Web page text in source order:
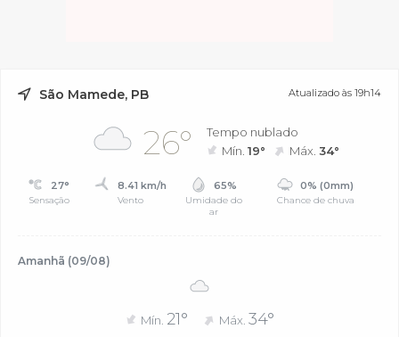
São Mamede, PB Atualizado às 19h14
26°
Tempo nublado
Mín.19° Máx.34°
27°
Sensação
8.41 km/h
Vento
65%
Umidade do
ar
0% (0mm)
Chance de chuva
Amanhã (09/08)
Mín. 21° Máx. 34°